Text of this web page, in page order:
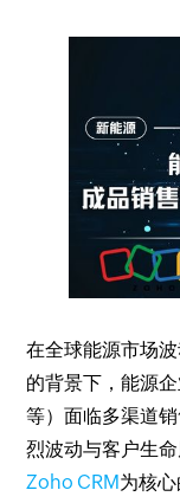
在全球能源市场
的背景下，能源
等）面临多渠道
烈波动与客户生
Zoho CRM为核